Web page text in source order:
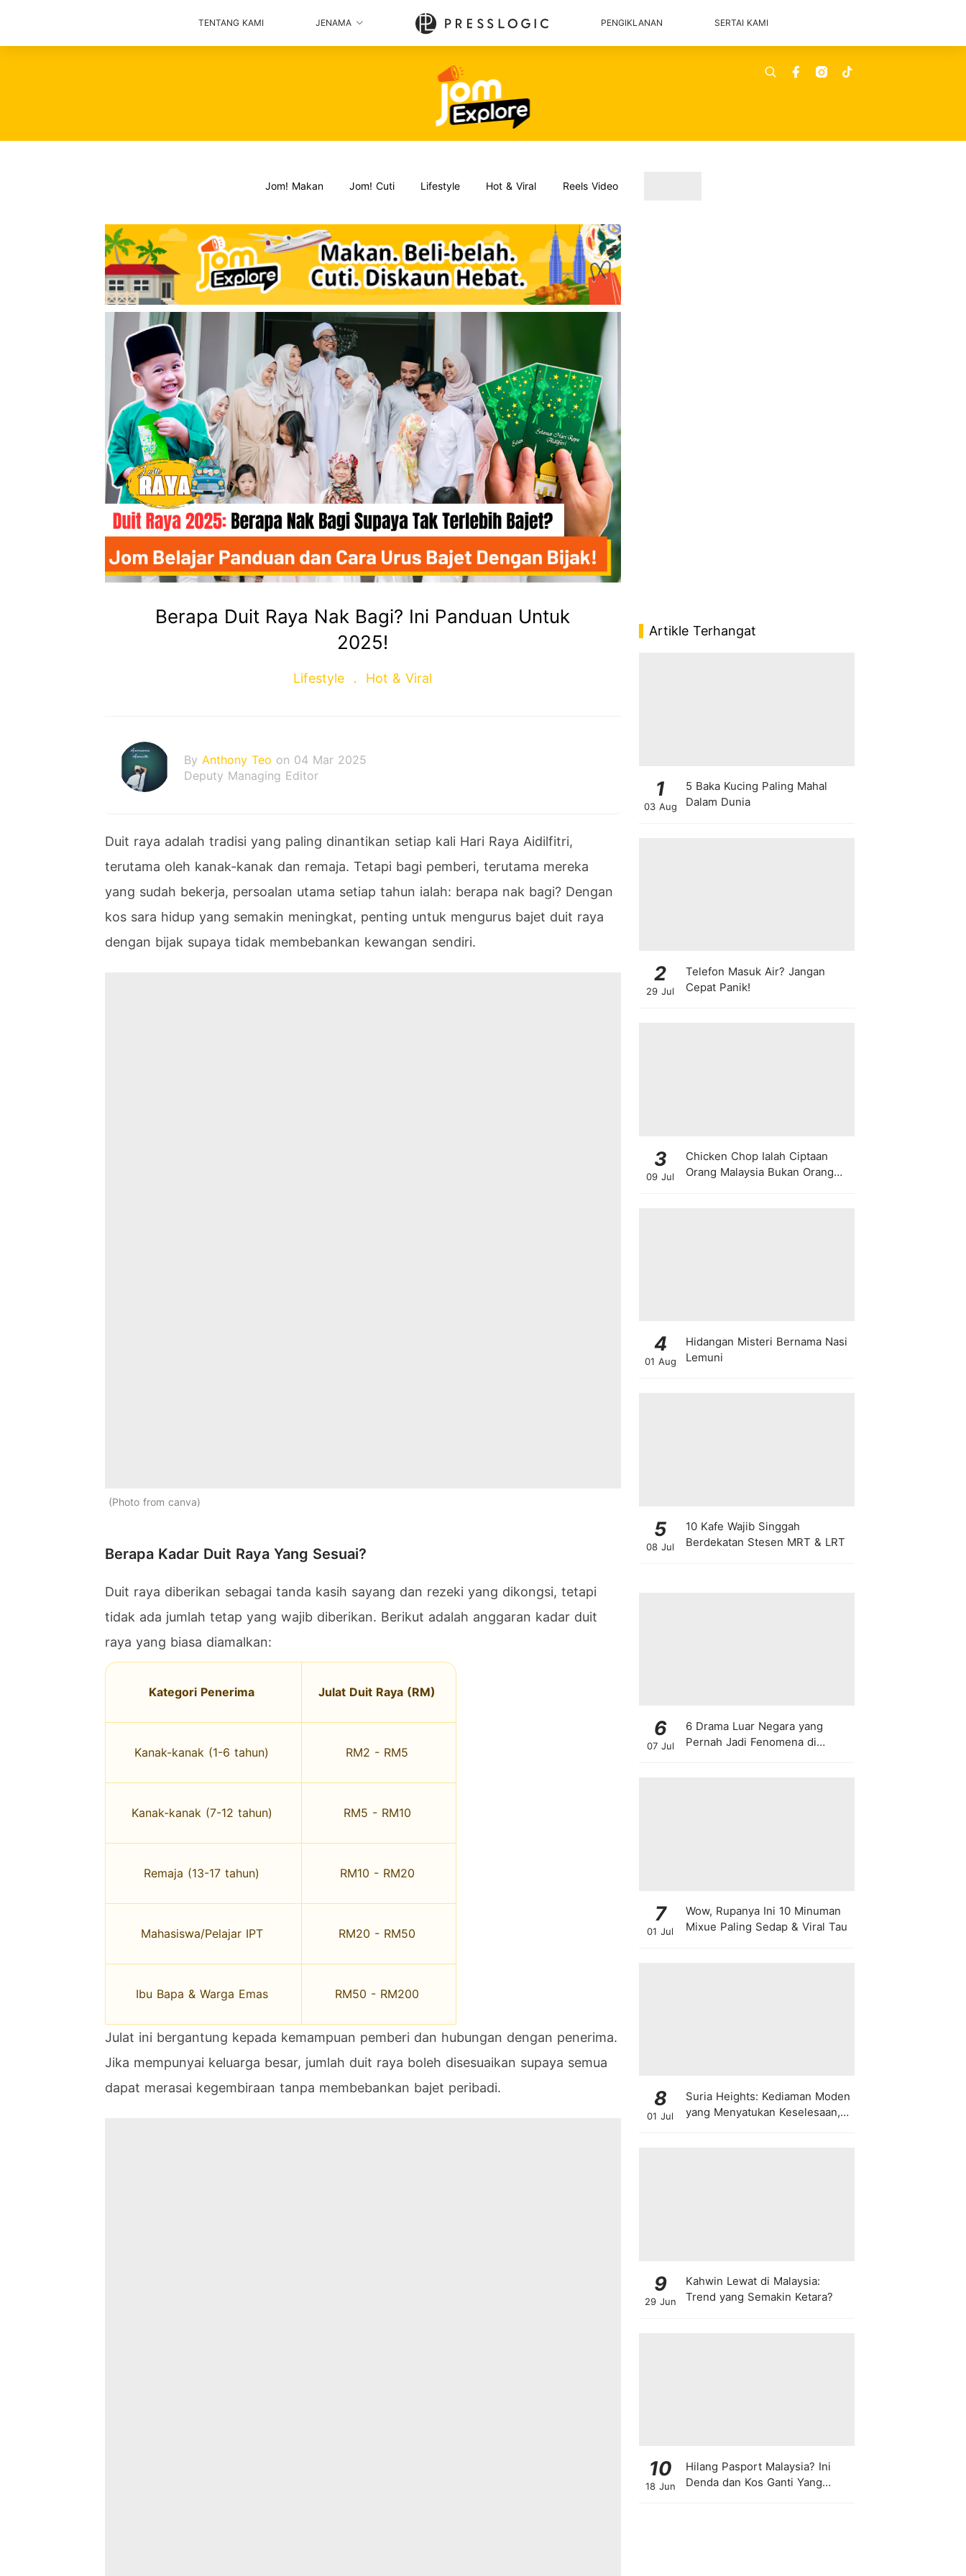
TENTANG KAMI JENAMA PENGIKLANAN SERTAI KAMI
Jom! Makan Jom! Cuti Lifestyle Hot & Viral Reels Video
Berapa Duit Raya Nak Bagi? Ini Panduan Untuk
2025!
Lifestyle Hot & Viral
By Anthony Teo on 04 Mar 2025
Deputy Managing Editor
Duit raya adalah tradisi yang paling dinantikan setiap kali Hari Raya Aidilfitri,
terutama oleh kanak-kanak dan remaja. Tetapi bagi pemberi, terutama mereka
yang sudah bekerja, persoalan utama setiap tahun ialah: berapa nak bagi? Dengan
kos sara hidup yang semakin meningkat, penting untuk mengurus bajet duit raya
dengan bijak supaya tidak membebankan kewangan sendiri.
Photo from canva
Berapa Kadar Duit Raya Yang Sesuai?
Duit raya diberikan sebagai tanda kasih sayang dan rezeki yang dikongsi, tetapi
tidak ada jumlah tetap yang wajib diberikan. Berikut adalah anggaran kadar duit
raya yang biasa diamalkan:
Kategori Penerima Julat Duit Raya (RM)
Kanak-kanak (1-6 tahun) RM2 - RM5
Kanak-kanak (7-12 tahun) RM5 - RM10
Remaja (13-17 tahun) RM10 - RM20
Mahasiswa/Pelajar IPT RM20 - RM50
Ibu Bapa & Warga Emas RM50 - RM200
Julat ini bergantung kepada kemampuan pemberi dan hubungan dengan penerima.
Jika mempunyai keluarga besar, jumlah duit raya boleh disesuaikan supaya semua
dapat merasai kegembiraan tanpa membebankan bajet peribadi.
Artikle Terhangat
1
03 Aug
5 Baka Kucing Paling Mahal
Dalam Dunia
2
29 Jul
Telefon Masuk Air? Jangan
Cepat Panik!
3
09 Jul
Chicken Chop Ialah Ciptaan
Orang Malaysia Bukan Orang
4
01 Aug
Hidangan Misteri Bernama Nasi
Lemuni
5
08 Jul
10 Kafe Wajib Singgah
Berdekatan Stesen MRT & LRT
6
07 Jul
6 Drama Luar Negara yang
Pernah Jadi Fenomena di
7
01 Jul
Wow, Rupanya Ini 10 Minuman
Mixue Paling Sedap & Viral Tau
8
01 Jul
Suria Heights: Kediaman Moden
yang Menyatukan Keselesaan,
9
29 Jun
Kahwin Lewat di Malaysia:
Trend yang Semakin Ketara?
10
18 Jun
Hilang Pasport Malaysia? Ini
Denda dan Kos Ganti Yang